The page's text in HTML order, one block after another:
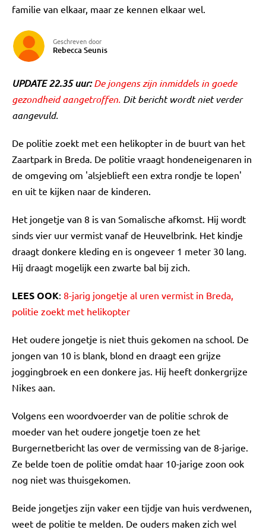
familie van elkaar, maar ze kennen elkaar wel.
Geschreven door
Rebecca Seunis
UPDATE 22.35 uur:De jongens zijn inmiddels in goede
gezondheid aangetroffen. Dit bericht wordt niet verder
aangevuld.
De politie zoekt met een helikopter in de buurt van het
Zaartpark in Breda. De politie vraagt hondeneigenaren in
de omgeving om 'alsjeblieft een extra rondje te lopen'
en uit te kijken naar de kinderen.
Het jongetje van 8 is van Somalische afkomst. Hij wordt
sinds vier uur vermist vanaf de Heuvelbrink. Het kindje
draagt donkere kleding en is ongeveer 1 meter 30 lang.
Hij draagt mogelijk een zwarte bal bij zich.
LEES OOK: 8-jarig jongetje al uren vermist in Breda,
politie zoekt met helikopter
Het oudere jongetje is niet thuis gekomen na school. De
jongen van 10 is blank, blond en draagt een grijze
joggingbroek en een donkere jas. Hij heeft donkergrijze
Nikes aan.
Volgens een woordvoerder van de politie schrok de
moeder van het oudere jongetje toen ze het
Burgernetbericht las over de vermissing van de 8-jarige.
Ze belde toen de politie omdat haar 10-jarige zoon ook
nog niet was thuisgekomen.
Beide jongetjes zijn vaker een tijdje van huis verdwenen,
weet de politie te melden. De ouders maken zich wel